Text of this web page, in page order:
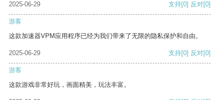
2025-06-29
支持[0] 反对[0]
游客
这款加速器VPM应用程序已经为我们带来了无限的隐私保护和自由。
2025-06-29 支持[0] 反对[0]
游客
这款游戏非常好玩，画面精美，玩法丰富。